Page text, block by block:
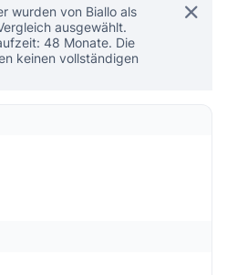
wurden von Biallo als
ausgewählt.
48 Monate. Die
keinen vollständigen